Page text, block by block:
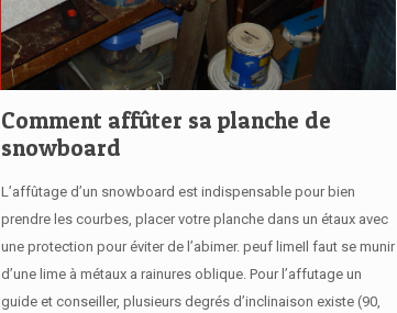
Comment affûter sa planche de
snowboard
L’affûtage d’un snowboard est indispensable pour bien
prendre les courbes, placer votre planche dans un étaux avec
une protection pour éviter de l’abimer. peuf limeIl faut se munir
d’une lime à métaux a rainures oblique. Pour l’affutage un
guide et conseiller, plusieurs degrés d’inclinaison existe (90,